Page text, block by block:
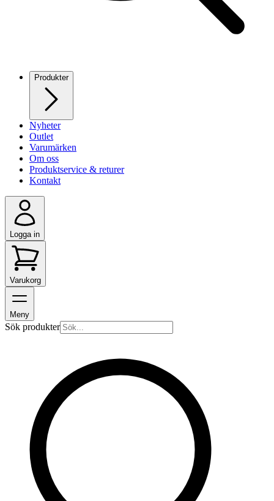
Produkter
Nyheter
Outlet
Varumärken
Om oss
Produktservice & returer
Kontakt
Logga in
Varukorg
Meny
Sök produkter